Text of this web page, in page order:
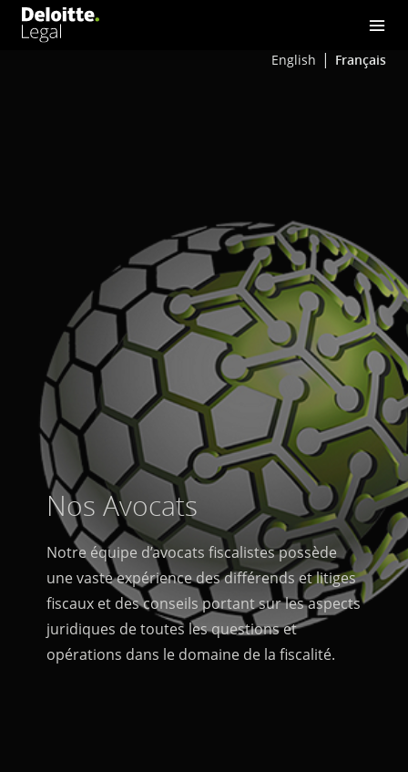
English Français
Nos Avocats
Notre équipe d’avocats fiscalistes possède
une vaste expérience des différends et litiges
fiscaux et des conseils portant sur les aspects
juridiques de toutes les questions et
opérations dans le domaine de la fiscalité.